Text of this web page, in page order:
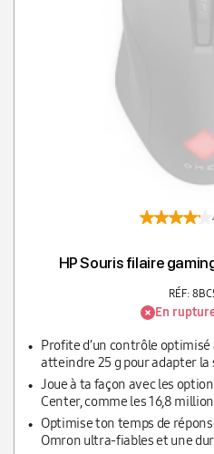
HP Souris filaire
RÉF:
En
Profite d’un contrôle
atteindre 25 g pour adapter la
Joue à ta façon avec les
Center, comme les 16,8
programmables et la
Optimise ton temps de
Omron ultra-fiables et une